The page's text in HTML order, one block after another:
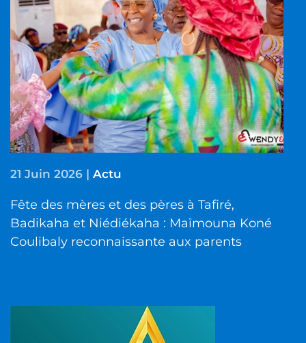
21 Juin 2026 | Actu
Fête des mères et des pères à Tafiré,
Badikaha et Niédiékaha : Maïmouna Koné
Coulibaly reconnaissante aux parents